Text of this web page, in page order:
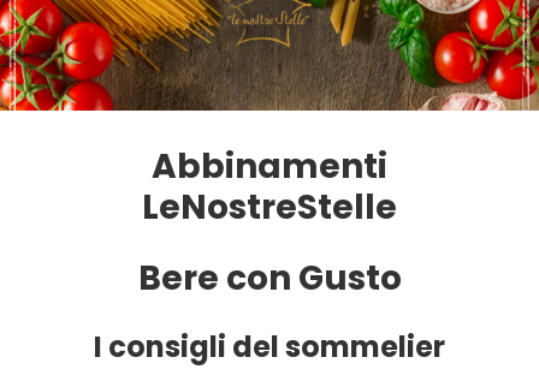
Abbinamenti
LeNostreStelle
Bere con Gusto
I consigli del sommelier